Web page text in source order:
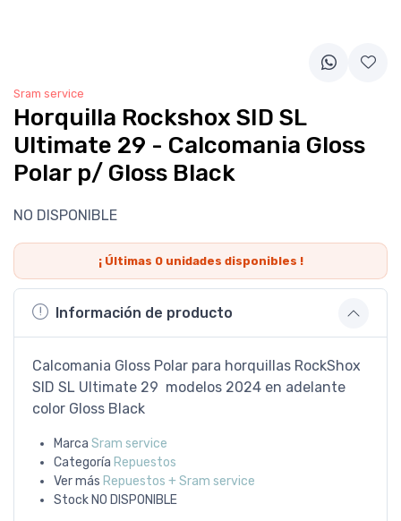
Sram service
Horquilla Rockshox SID SL
Ultimate 29 - Calcomania Gloss
Polar p/ Gloss Black
NO DISPONIBLE
¡ Últimas 0unidades disponibles !
Información de producto
Calcomania Gloss Polar para horquillas RockShox
SID SL Ultimate 29 modelos 2024 en adelante
color Gloss Black
Marca Sram service
Categoría Repuestos
Ver más Repuestos + Sram service
Stock NO DISPONIBLE